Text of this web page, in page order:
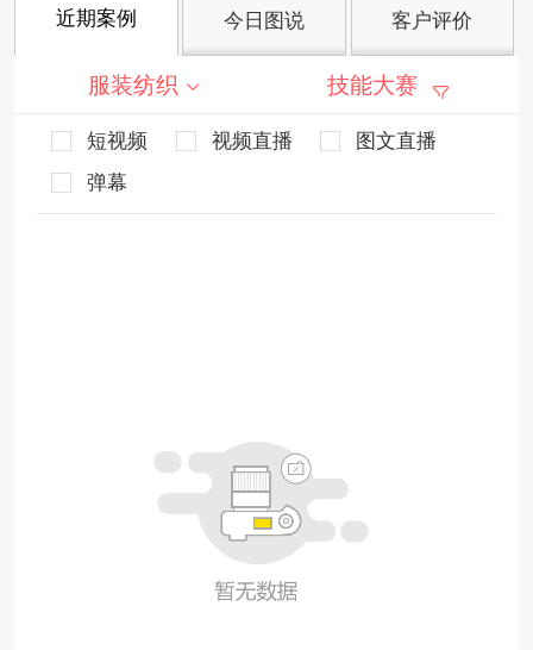
近期案例 今日图说 客户评价
服装纺织 技能大赛
短视频 视频直播
图文直播
弹幕